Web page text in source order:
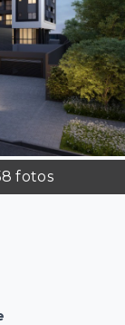
fotos